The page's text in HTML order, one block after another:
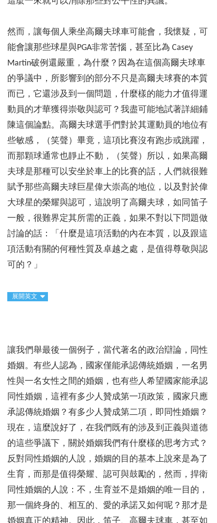
然而，讓每個人乘坐高爾夫球車可能會，我懷疑，可
能會讓那些球星與PGA非常苦惱，甚至比為 Casey
Martin破例還嚴重，為什麼？因為在這個高爾夫球車
的爭議中，所影響到的部分不只是高爾夫球賽的本質
而已，它還涉及到一個問題，什麼樣的能力才值得運
動員的才華獲得崇敬與認可？我盡可能地試著詳細鋪
陳這個論點。高爾夫球選手們對於其運動員的地位有
些敏感，（笑聲）畢竟，這項比賽沒有跑步或跳躍，
而那顆球通常也靜止不動，（笑聲）所以，如果高爾
夫球是那種可以安坐於車上的比賽的話，人們就很難
賦予那些高爾夫球巨星偉大崇高的地位，以及對於偉
大球星的榮耀與認可，這說明了高爾夫球，如同笛子
一般，很難界定其所需的正義，如果不對以下問題做
討論的話：「什麼是這項活動的內在本質，以及跟這
項活動有關的何種性質及卓越之處，是值得尊敬與認
可的？」
展開英文
讓我們舉最後一個例子，當代著名的政治辯論，同性
婚姻。有些人認為，國家僅能承認傳統婚姻，一名男
性與一名女性之間的婚姻，也有些人希望國家能承認
同性婚姻，這裡有多少人贊成第一項政策，國家只應
承認傳統婚姻？有多少人贊成第二項，即同性婚姻？
現在，這麼說好了，在我們既有的涉及到正義與道德
的這些爭議下，關於婚姻我們有什麼樣的思考方式？
反對同性婚姻的人說，婚姻的目的基本上說來是為了
生育，而那是值得榮耀、認可與鼓勵的，然而，捍衛
同性婚姻的人說：不，生育並不是婚姻的唯一目的，
那一個終身的、相互的、愛的承諾又如何呢？那才是